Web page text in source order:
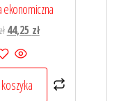
Pierwotna
cena
wynosiła:
59,00 zł.
44,25 złAktualna
44,25 zł.